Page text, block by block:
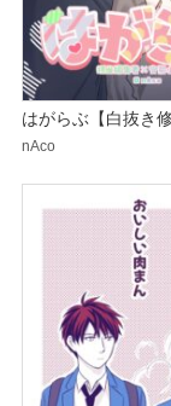
はがらぶ【白抜き修
nAco